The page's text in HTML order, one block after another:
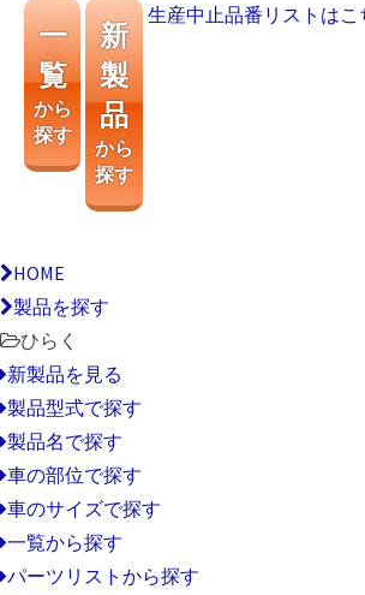
一
覧
から
探す
新
製
品
から
探す
生産中止品番リストはこ
HOME
製品を探す
ひらく
新製品を見る
製品型式で探す
製品名で探す
車の部位で探す
車のサイズで探す
一覧から探す
パーツリストから探す